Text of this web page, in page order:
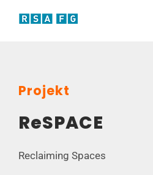
Inhalt
Projekt
ReSPACE
Reclaiming Spaces